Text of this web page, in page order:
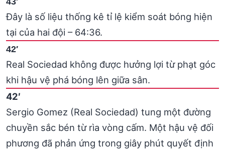
Đây là số liệu thống kê tỉ lệ kiểm soát bóng hiện
tại của hai đội – 64:36.
42′
Real Sociedad không được hưởng lợi từ phạt góc
khi hậu vệ phá bóng lên giữa sân.
42′
Sergio Gomez (Real Sociedad) tung một đường
chuyền sắc bén từ rìa vòng cấm. Một hậu vệ đối
phương đã phản ứng trong giây phút quyết định